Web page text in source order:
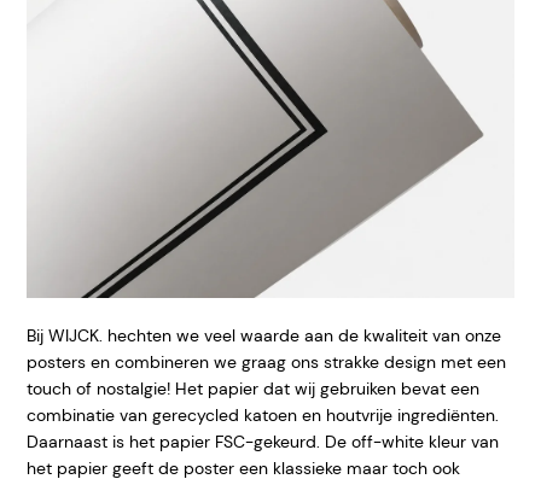
Bij WIJCK. hechten we veel waarde aan de kwaliteit van onze
posters en combineren we graag ons strakke design met een
touch of nostalgie! Het papier dat wij gebruiken bevat een
combinatie van gerecycled katoen en houtvrije ingrediënten.
Daarnaast is het papier FSC-gekeurd. De off-white kleur van
het papier geeft de poster een klassieke maar toch ook